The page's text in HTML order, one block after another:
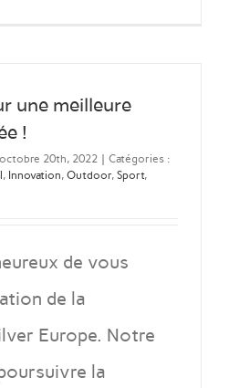
une meilleure
!
octobre 20th, 2022 | Catégories :
, Innovation, Outdoor, Sport,
de vous
de la
Europe. Notre
la